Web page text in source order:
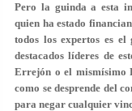
Pero la guinda a esta
quien ha estado
todos los expertos es
destacados líderes de
Errejón o el mismísimo
como se desprende del
para negar cualquier